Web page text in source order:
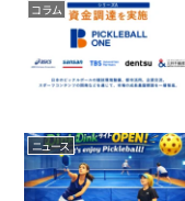
コラム
ニュース